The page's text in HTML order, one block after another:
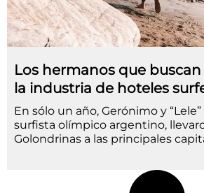
Los hermanos que
la industria de hoteles
En sólo un año, Gerónimo y
surfista olímpico argentino,
Golondrinas a las principales